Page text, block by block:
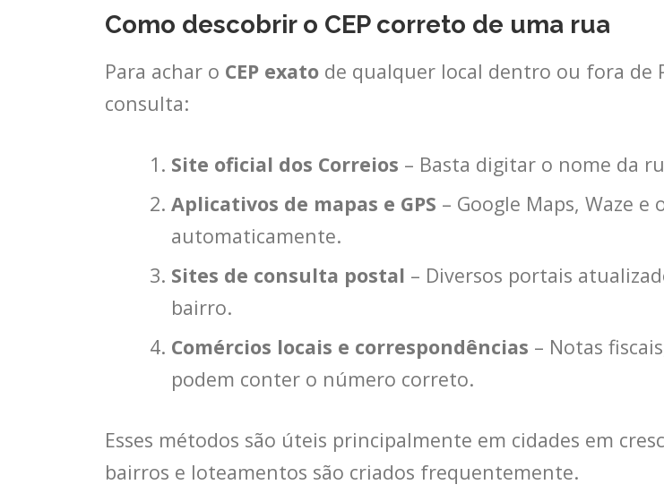
Como descobrir o CEP correto de uma rua
Para achar o CEP exato de qualquer local dentro ou fora de
consulta:
Site oficial dos Correios – Basta digitar o nome da
Aplicativos de mapas e GPS – Google Maps, Waze
automaticamente.
Sites de consulta postal – Diversos portais
bairro.
Comércios locais e correspondências – Notas
podem conter o número correto.
Esses métodos são úteis principalmente em cidades em
bairros e loteamentos são criados frequentemente.